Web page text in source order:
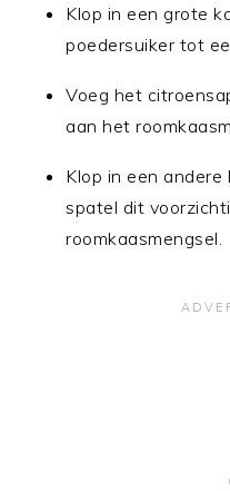
Klop in een grote
poedersuiker tot
Voeg het
aan het
Klop in een
spatel dit
roomkaasmengsel.